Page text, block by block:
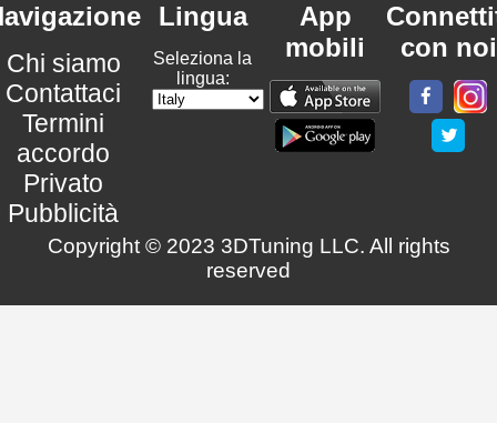
Chi siamo
Contattaci
Termini
accordo
Privato
Pubblicità
Lingua
Seleziona la
lingua:
App
mobili
con noi
Copyright © 2023 3DTuning LLC. All rights
reserved